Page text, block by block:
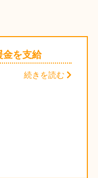
金を支給
続きを読む